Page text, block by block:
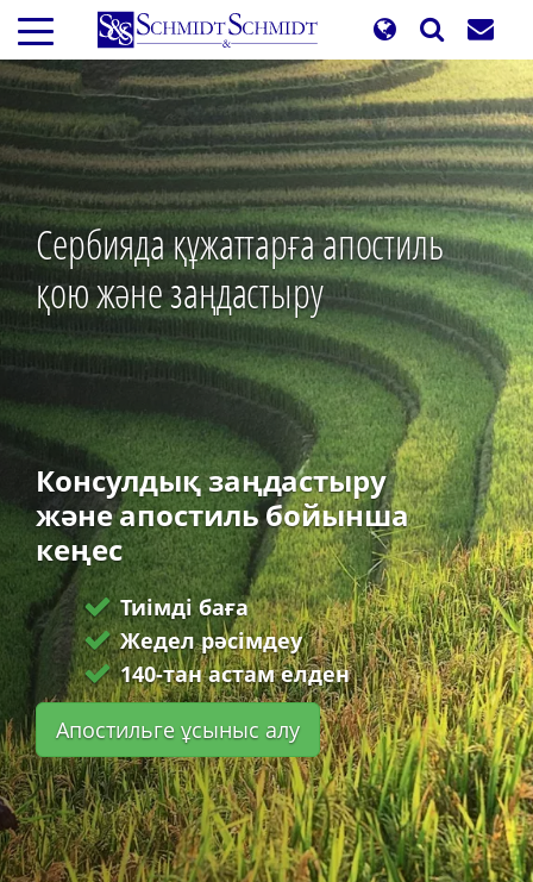
Skip
main
content
Сербияда құжаттарға апостиль
қою және заңдастыру
Консулдық заңдастыру
және апостиль бойынша
кеңес
Тиімді баға
Жедел рәсімдеу
140-тан астам елден
Апостильге ұсыныс алу